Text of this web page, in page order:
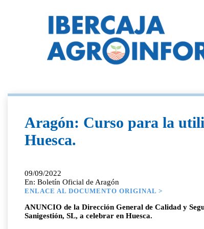
Aragón: Curso para la
Huesca.
09/09/2022
En: Boletín Oficial de Aragón
ENLACE AL DOCUMENTO ORIGINAL >
ANUNCIO de la Dirección General de Calidad y
Sanigestión, SL, a celebrar en Huesca.